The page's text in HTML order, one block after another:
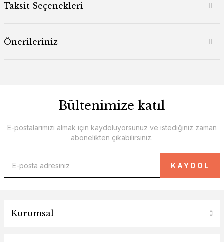
Taksit Seçenekleri
Önerileriniz
Bültenimize katıl
E-postalarımızı almak için kaydoluyorsunuz ve istediğiniz zaman
abonelikten çıkabilirsiniz.
KAYDOL
Kurumsal